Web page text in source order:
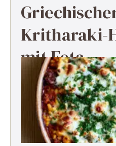
Kritharaki-
mit Feta